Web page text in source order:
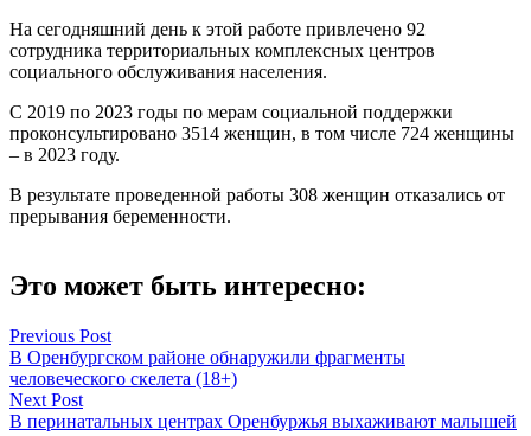
На сегодняшний день к этой работе привлечено 92
сотрудника территориальных комплексных центров
социального обслуживания населения.
С 2019 по 2023 годы по мерам социальной поддержки
проконсультировано 3514 женщин, в том числе 724 женщины
– в 2023 году.
В результате проведенной работы 308 женщин отказались от
прерывания беременности.
Это может быть интересно:
Навигация
по
записям
Previous Post
В Оренбургском районе обнаружили фрагменты
человеческого скелета (18+)
Next Post
В перинатальных центрах Оренбуржья выхаживают малышей